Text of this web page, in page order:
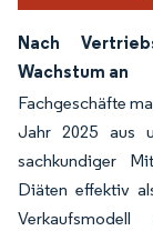
Nach
Wachstum an
Fachgeschäfte
Jahr 2025 aus
sachkundiger
Diäten effektiv